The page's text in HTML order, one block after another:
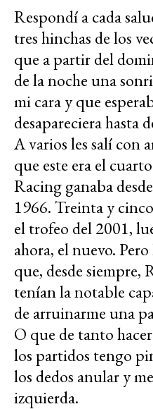
Respondí a cada
tres hinchas de los
que a partir del
de la noche una
mi cara y que
desapareciera hasta
A varios les salí con
que este era el
Racing ganaba
1966. Treinta y
el trofeo del 2001,
ahora, el nuevo.
que, desde siempre,
tenían la notable
de arruinarme una
O que de tanto
los partidos tengo
los dedos anular y
izquierda.